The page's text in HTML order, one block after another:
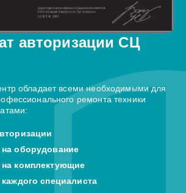
авторизации СЦ
обладает всеми необходимыми для
ремонта техники
оборудование
комплектующие
специалиста